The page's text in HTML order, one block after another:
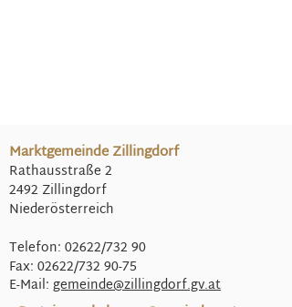
Marktgemeinde Zillingdorf
Rathausstraße 2
2492 Zillingdorf
Niederösterreich
Telefon: 02622/732 90
Fax: 02622/732 90-75
E-Mail: gemeinde@zillingdorf.gv.at